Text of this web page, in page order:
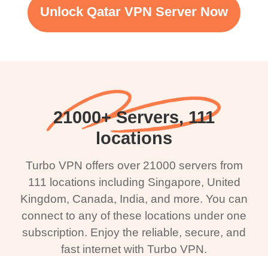
Unlock Qatar VPN Server Now
21000+ Servers, 111
locations
Turbo VPN offers over 21000 servers from
111 locations including Singapore, United
Kingdom, Canada, India, and more. You can
connect to any of these locations under one
subscription. Enjoy the reliable, secure, and
fast internet with Turbo VPN.